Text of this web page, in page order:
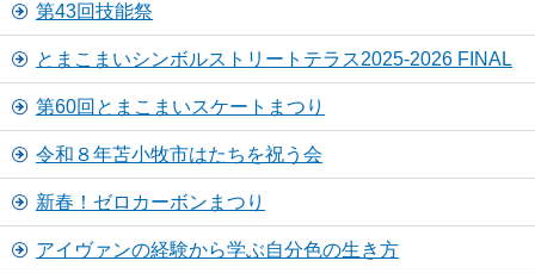
第43回技能祭
とまこまいシンボルストリートテラス2025-2026 FINAL
第60回とまこまいスケートまつり
令和８年苫小牧市はたちを祝う会
新春！ゼロカーボンまつり
アイヴァンの経験から学ぶ自分色の生き方